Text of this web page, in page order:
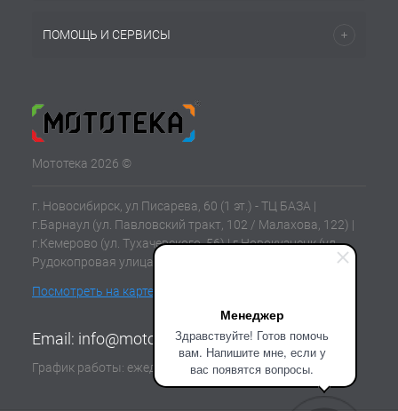
Менеджер
Здравствуйте! Готов помочь
вам. Напишите мне, если у
вас появятся вопросы.
ПОМОЩЬ И СЕРВИСЫ
Мототека 2026 ©
г. Новосибирск, ул Писарева, 60 (1 эт.) - ТЦ БАЗА |
г.Барнаул (ул. Павловский тракт, 102 / Малахова, 122) |
г.Кемерово (ул. Тухачевского, 56) | г.Новокузнецк (ул.
Рудокопровая улица, 21) | г.Томск (ул. Клюева, 11В)
Посмотреть на карте
Email: info@mototeka.su
График работы: ежедневно с 10:00 до 19:00